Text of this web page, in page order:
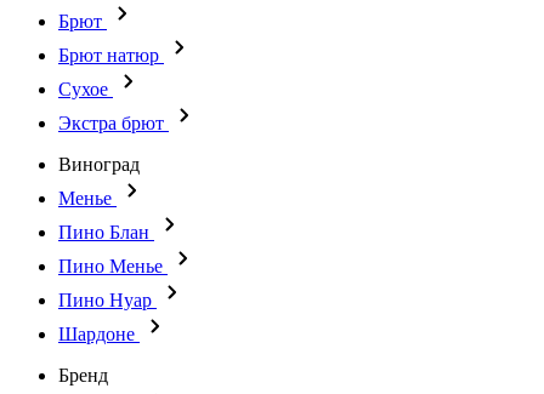
Брют
Брют натюр
Сухое
Экстра брют
Виноград
Менье
Пино Блан
Пино Менье
Пино Нуар
Шардоне
Бренд